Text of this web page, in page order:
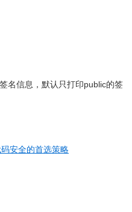
名信息，默认只打印public的签
安全的首选策略